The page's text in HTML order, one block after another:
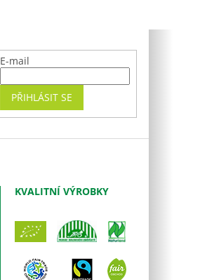
E-mail
PŘIHLÁSIT SE
KVALITNÍ VÝROBKY